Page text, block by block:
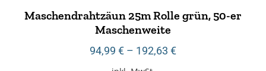
Maschendrahtzäun 25m Rolle grün, 50-er
Maschenweite
94,99 € – 192,63 €